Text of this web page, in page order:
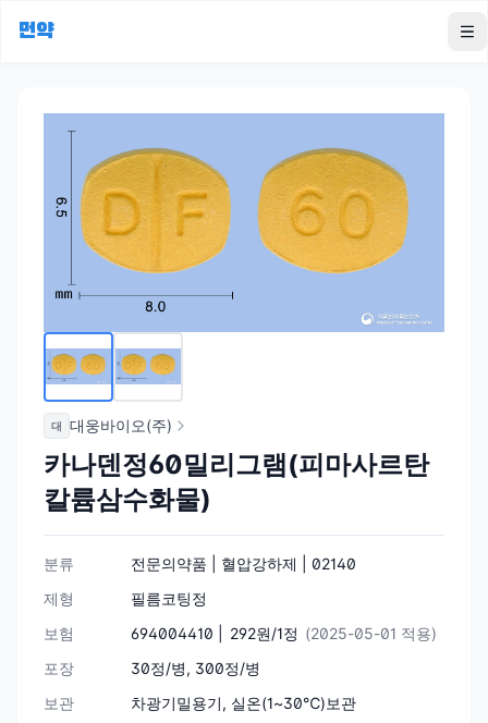
먼약
대 대웅바이오(주)
카나덴정60밀리그램(피마사르탄
칼륨삼수화물)
분류
전문의약품 | 혈압강하제 | 02140
제형
필름코팅정
보험
694004410 | 292원/1정 (2025-05-01 적용)
포장
30정/병, 300정/병
보관
차광기밀용기, 실온(1~30℃)보관